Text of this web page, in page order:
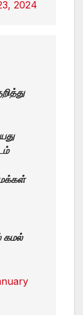
2024
கமல்